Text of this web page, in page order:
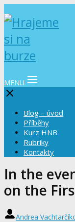
MENU
Blog – úvod
Příběhy
Kurz HNB
Rubriky
Kontakty
In the
on the
Andrea